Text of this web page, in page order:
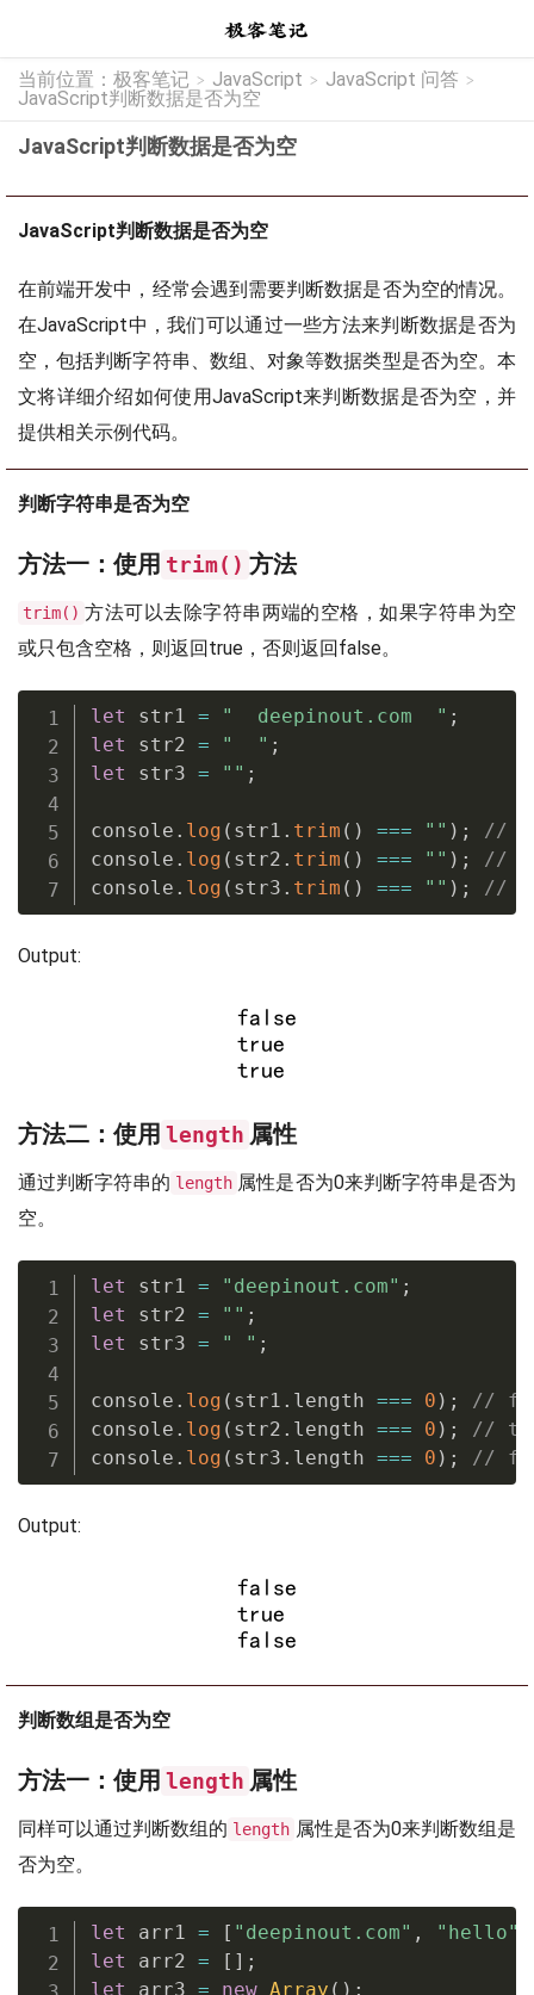
当前位置： 极客笔记 > JavaScript > JavaScript 问答 >
JavaScript判断数据是否为空
JavaScript判断数据是否为空
JavaScript判断数据是否为空
在前端开发中，经常会遇到需要判断数据是否为空的情况。
在JavaScript中，我们可以通过一些方法来判断数据是否为
空，包括判断字符串、数组、对象等数据类型是否为空。本
文将详细介绍如何使用JavaScript来判断数据是否为空，并
提供相关示例代码。
判断字符串是否为空
方法一：使用 trim() 方法
trim() 方法可以去除字符串两端的空格，如果字符串为空
或只包含空格，则返回true，否则返回false。
let str1 = "  deepinout.com  " ;
let str2 = "  " ;
let str3 = "" ;
console . log ( str1 . trim ( ) === "" ) ;
//
console . log ( str2 . trim ( ) === "" ) ;
//
console . log ( str3 . trim ( ) === "" ) ; //
Output:
方法二：使用 length 属性
通过判断字符串的 length 属性是否为0来判断字符串是否为
空。
let str1 = "deepinout.com" ;
let str2 = "" ;
let str3 = " " ;
console . log ( str1 . length === 0 ) ;
//
console . log ( str2 . length === 0 ) ;
//
console . log ( str3 . length === 0 ) ; //
Output:
判断数组是否为空
方法一：使用 length 属性
同样可以通过判断数组的 length 属性是否为0来判断数组是
否为空。
let arr1 = [ "deepinout.com" , "hello"
let arr2 = [ ] ;
let arr3 = new Array ( ) ;